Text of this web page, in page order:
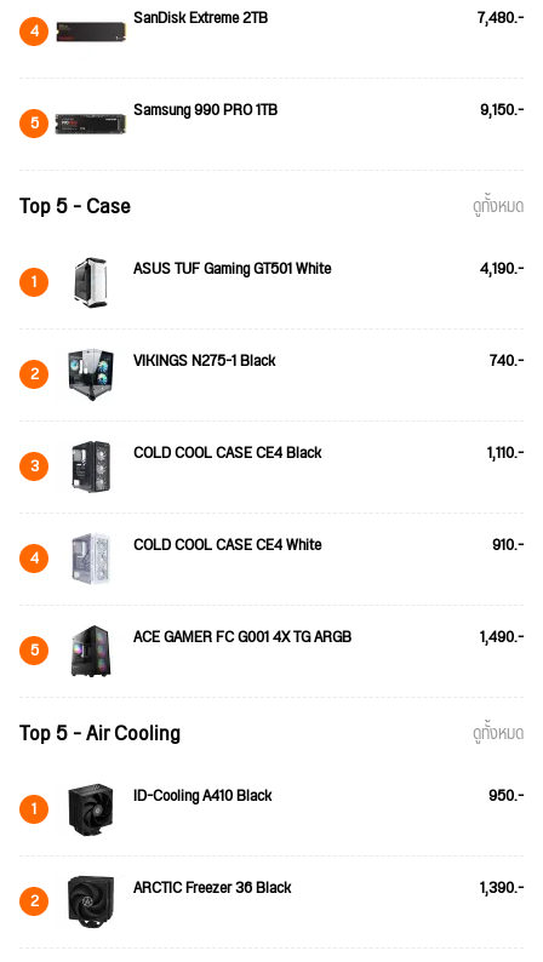
4 SanDisk Extreme 2TB 7,480.-
5 Samsung 990 PRO 1TB 9,150.-
Top 5 - Case ดูทั้งหมด
1 ASUS TUF Gaming GT501 White 4,190.-
2 VIKINGS N275-1 Black 740.-
3 COLD COOL CASE CE4 Black 1,110.-
4 COLD COOL CASE CE4 White 910.-
5 ACE GAMER FC G001 4X TG ARGB 1,490.-
Top 5 - Air Cooling ดูทั้งหมด
1 ID-Cooling A410 Black 950.-
2 ARCTIC Freezer 36 Black 1,390.-